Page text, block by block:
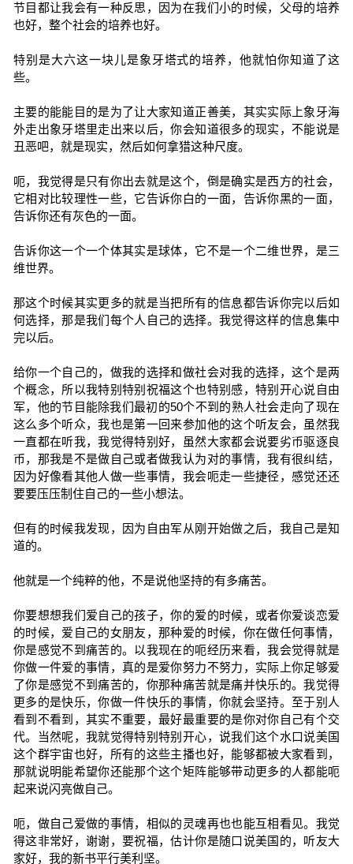
节目都让我会有一种反思，因为在我们小的时候，父母的培养
也好，整个社会的培养也好。
特别是大六这一块儿是象牙塔式的培养，他就怕你知道了这
些。
主要的能能目的是为了让大家知道正善美，其实实际上象牙海
外走出象牙塔里走出来以后，你会知道很多的现实，不能说是
丑恶吧，就是现实，然后如何拿猎这种尺度。
呃，我觉得是只有你出去就是这个，倒是确实是西方的社会，
它相对比较理性一些，它告诉你白的一面，告诉你黑的一面，
告诉你还有灰色的一面。
告诉你这一个一个体其实是球体，它不是一个二维世界，是三
维世界。
那这个时候其实更多的就是当把所有的信息都告诉你完以后如
何选择，那是我们每个人自己的选择。我觉得这样的信息集中
完以后。
给你一个自己的，做我的选择和做社会对我的选择，这个是两
个概念，所以我特别特别祝福这个也特别感，特别开心说自由
军，他的节目能除我们最初的50个不到的熟人社会走向了现在
这么多个听众，我也是第一回来参加他的这个听友会，虽然我
一直都在听我，我觉得特别好，虽然大家都会说要劣币驱逐良
币，那我是不是做自己或者做我认为对的事情，我有很纠结，
因为好像看其他人做一些事情，我会呃走一些捷径，感觉还还
要要压压制住自己的一些小想法。
但有的时候我发现，因为自由军从刚开始做之后，我自己是知
道的。
他就是一个纯粹的他，不是说他坚持的有多痛苦。
你要想想我们爱自己的孩子，你的爱的时候，或者你爱谈恋爱
的时候，爱自己的女朋友，那种爱的时候，你在做任何事情，
你是感觉不到痛苦的。以我现在的呃经历来看，我会觉得就是
你做一件爱的事情，真的是爱你努力不努力，实际上你足够爱
了你是感觉不到痛苦的，你那种痛苦就是痛并快乐的。我觉得
更多的是快乐，你做一件快乐的事情，你就会坚持。至于别人
看到不看到，其实不重要，最好最重要的是你对你自己有个交
代。当然呢，我就觉得特别特别开心，说我们这个水口说美国
这个群宇宙也好，所有的这些主播也好，能够都被大家看到，
那就说明能希望你还能那个这个矩阵能够带动更多的人都能呃
起来说闪亮做自己。
呃，做自己爱做的事情，相似的灵魂再也也能互相看见。我觉
得这非常好，谢谢，要祝福，估计你是随口说美国的，听友大
家好，我的新书平行美利坚。